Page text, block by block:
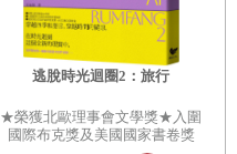
逃脫時光迴圈2：旅行
★榮獲北歐理事會文學獎★入圍
國際布克獎及美國國家書卷獎